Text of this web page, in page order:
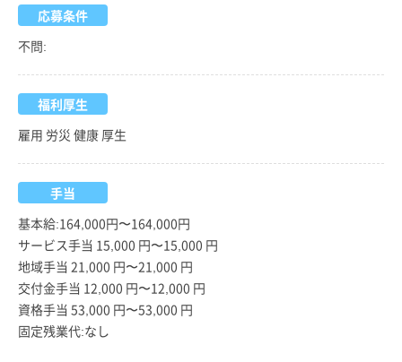
応募条件
不問:
福利厚生
雇用 労災 健康 厚生
手当
基本給:164,000円〜164,000円
サービス手当 15,000 円〜15,000 円
地域手当 21,000 円〜21,000 円
交付金手当 12,000 円〜12,000 円
資格手当 53,000 円〜53,000 円
固定残業代:なし